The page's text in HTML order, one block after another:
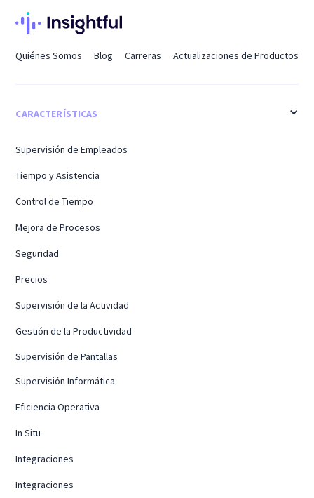
Quiénes Somos Blog Carreras Actualizaciones de Productos
CARACTERÍSTICAS
Supervisión de Empleados
Tiempo y Asistencia
Control de Tiempo
Mejora de Procesos
Seguridad
Precios
Supervisión de la Actividad
Gestión de la Productividad
Supervisión de Pantallas
Supervisión Informática
Eficiencia Operativa
In Situ
Integraciones
Integraciones